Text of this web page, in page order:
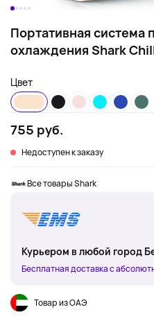
Портативная система
охлаждения Shark
Цвет
755 руб.
Недоступен к заказу
Все товары Shark
Курьером в любой город
Бесплатная доставка с
Товар из ОАЭ